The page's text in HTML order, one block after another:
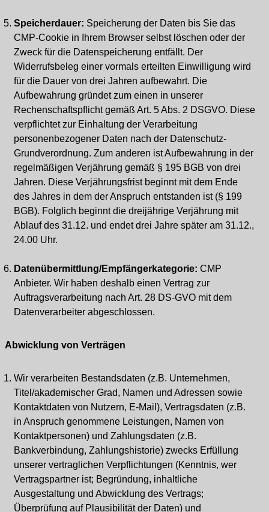
Speicherdauer: Speicherung der Daten bis Sie das
CMP-Cookie in Ihrem Browser selbst löschen oder der
Zweck für die Datenspeicherung entfällt. Der
Widerrufsbeleg einer vormals erteilten Einwilligung wird
für die Dauer von drei Jahren aufbewahrt. Die
Aufbewahrung gründet zum einen in unserer
Rechenschaftspflicht gemäß Art. 5 Abs. 2 DSGVO. Diese
verpflichtet zur Einhaltung der Verarbeitung
personenbezogener Daten nach der Datenschutz-
Grundverordnung. Zum anderen ist Aufbewahrung in der
regelmäßigen Verjährung gemäß § 195 BGB von drei
Jahren. Diese Verjährungsfrist beginnt mit dem Ende
des Jahres in dem der Anspruch entstanden ist (§ 199
BGB). Folglich beginnt die dreijährige Verjährung mit
Ablauf des 31.12. und endet drei Jahre später am 31.12.,
24.00 Uhr.
Datenübermittlung/Empfängerkategorie: CMP
Anbieter. Wir haben deshalb einen Vertrag zur
Auftragsverarbeitung nach Art. 28 DS-GVO mit dem
Datenverarbeiter abgeschlossen.
Abwicklung von Verträgen
Wir verarbeiten Bestandsdaten (z.B. Unternehmen,
Titel/akademischer Grad, Namen und Adressen sowie
Kontaktdaten von Nutzern, E-Mail), Vertragsdaten (z.B.
in Anspruch genommene Leistungen, Namen von
Kontaktpersonen) und Zahlungsdaten (z.B.
Bankverbindung, Zahlungshistorie) zwecks Erfüllung
unserer vertraglichen Verpflichtungen (Kenntnis, wer
Vertragspartner ist; Begründung, inhaltliche
Ausgestaltung und Abwicklung des Vertrags;
Überprüfung auf Plausibilität der Daten) und